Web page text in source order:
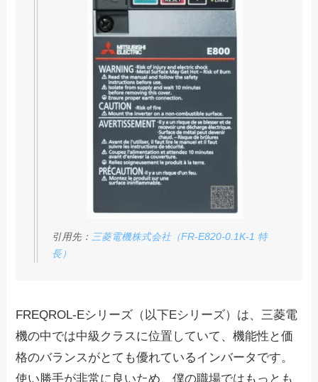
引用先： 三菱電機株式会社（FR-E820-0.1K-1 特
長）
FREQROL-Eシリーズ（以下Eシリーズ）は、三菱電
機の中では中級クラスに位置していて、機能性と価
格のバランスがとても優れているインバータです。
使い勝手が非常に良いため、僕の職場ではもっとも